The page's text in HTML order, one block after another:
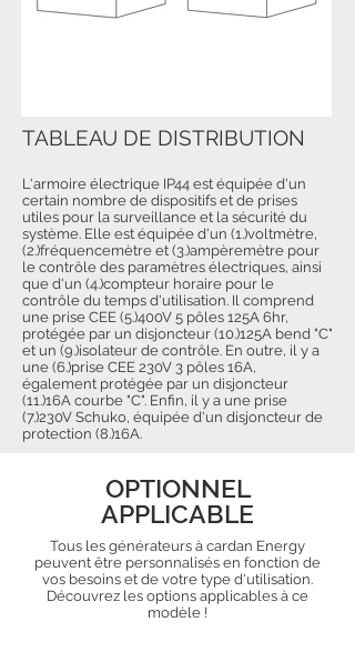
L'armoire électrique IP44 est équipée d'un
certain nombre de dispositifs et de prises
utiles pour la surveillance et la sécurité du
système. Elle est équipée d'un (1.)voltmètre,
(2.)fréquencemètre et (3.)ampèremètre pour
le contrôle des paramètres électriques, ainsi
que d'un (4.)compteur horaire pour le
contrôle du temps d'utilisation. Il comprend
une prise CEE (5.)400V 5 pôles 125A 6hr,
protégée par un disjoncteur (10.)125A bend "C"
et un (9.)isolateur de contrôle. En outre, il y a
une (6.)prise CEE 230V 3 pôles 16A,
également protégée par un disjoncteur
(11.)16A courbe "C". Enfin, il y a une prise
(7.)230V Schuko, équipée d'un disjoncteur de
protection (8.)16A.
TABLEAU DE DISTRIBUTION
OPTIONNEL
APPLICABLE
Tous les générateurs à cardan Energy
peuvent être personnalisés en fonction de
vos besoins et de votre type d'utilisation.
Découvrez les options applicables à ce
modèle !